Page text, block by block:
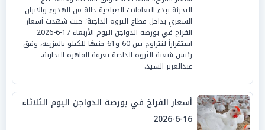
التجزئة ببدء التعاملات الصباحية حالة من الهدوء والاتزان
السعري بداخل قطاع الثروة الداجنة؛ حيث شهدت أسعار
الفراخ في بورصة الدواجن اليوم الأربعاء 17-6-2026
استقراراً لتتراوح بين 60 و61 جنيهًا للكيلو بالمزرعة، وفق
رئيس شعبة الثروة الداجنة بغرفة القاهرة التجارية،
عبدالعزيز السيد.
أسعار الفراخ في بورصة الدواجن اليوم الثلاثاء
16-6-2026